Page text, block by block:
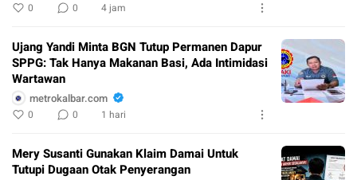
0 0 4 jam
Ujang Yandi Minta BGN Tutup Permanen Dapur
SPPG: Tak Hanya Makanan Basi, Ada Intimidasi
Wartawan
metrokalbar.com
0 0 1 hari
Mery Susanti Gunakan Klaim Damai Untuk
Tutupi Dugaan Otak Penyerangan